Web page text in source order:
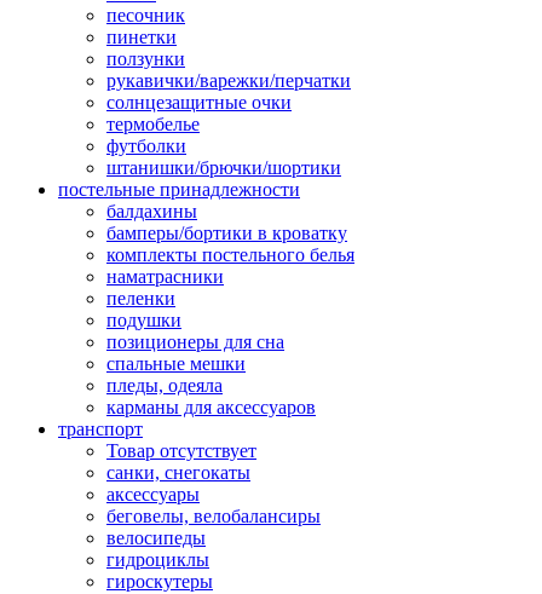
песочник
пинетки
ползунки
рукавички/варежки/перчатки
солнцезащитные очки
термобелье
футболки
штанишки/брючки/шортики
постельные принадлежности
балдахины
бамперы/бортики в кроватку
комплекты постельного белья
наматрасники
пеленки
подушки
позиционеры для сна
спальные мешки
пледы, одеяла
карманы для аксеcсуаров
транспорт
Товар отсутствует
санки, снегокаты
аксессуары
беговелы, велобалансиры
велосипеды
гидроциклы
гироскутеры